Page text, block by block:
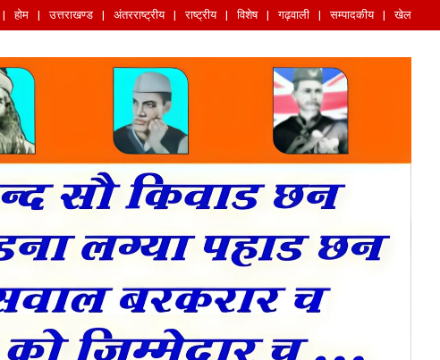
होम उत्तराखण्ड अंतरराष्ट्रीय राष्ट्रीय विशेष गढ़वाली सम्पादकीय खेल